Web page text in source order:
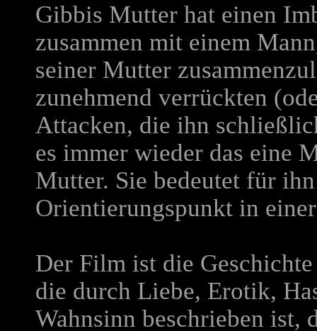
Gibbis Mutter hat einen
zusammen mit einem
seiner Mutter
zunehmend verrückten
Attacken, die ihn
es immer wieder das eine
Mutter. Sie bedeutet für
Orientierungspunkt in
Der Film ist die
die durch Liebe, Erotik,
Wahnsinn beschrieben ist,